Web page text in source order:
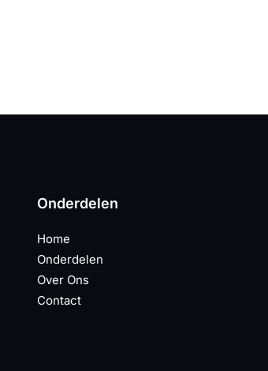
Onderdelen
Home
Onderdelen
Over Ons
Contact